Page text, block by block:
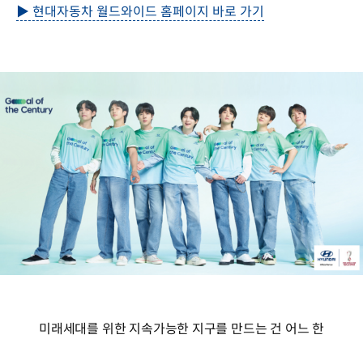
▶ 현대자동차 월드와이드 홈페이지 바로 가기
미래세대를 위한 지속가능한 지구를 만드는 건 어느 한